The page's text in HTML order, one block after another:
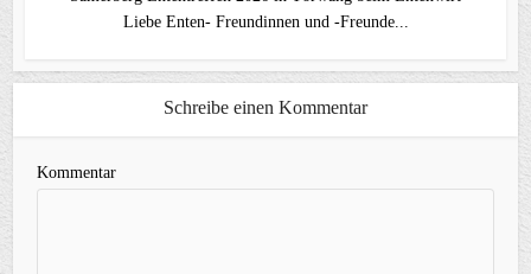
Liebe Enten- Freundinnen und -Freunde...
Schreibe einen Kommentar
Kommentar